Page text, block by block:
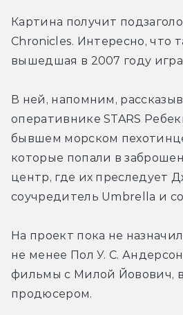
Картина получит
Chronicles. Интересно, что
вышедшая в 2007 году
В ней, напомним,
оперативнике STARS
бывшем морском
которые попали в
центр, где их преследует
соучредитель Umbrella и
На проект пока не
не менее Пол У. С.
фильмы с Милой Йовович,
продюсером.